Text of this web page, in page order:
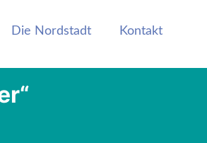
Die Nordstadt Kontakt